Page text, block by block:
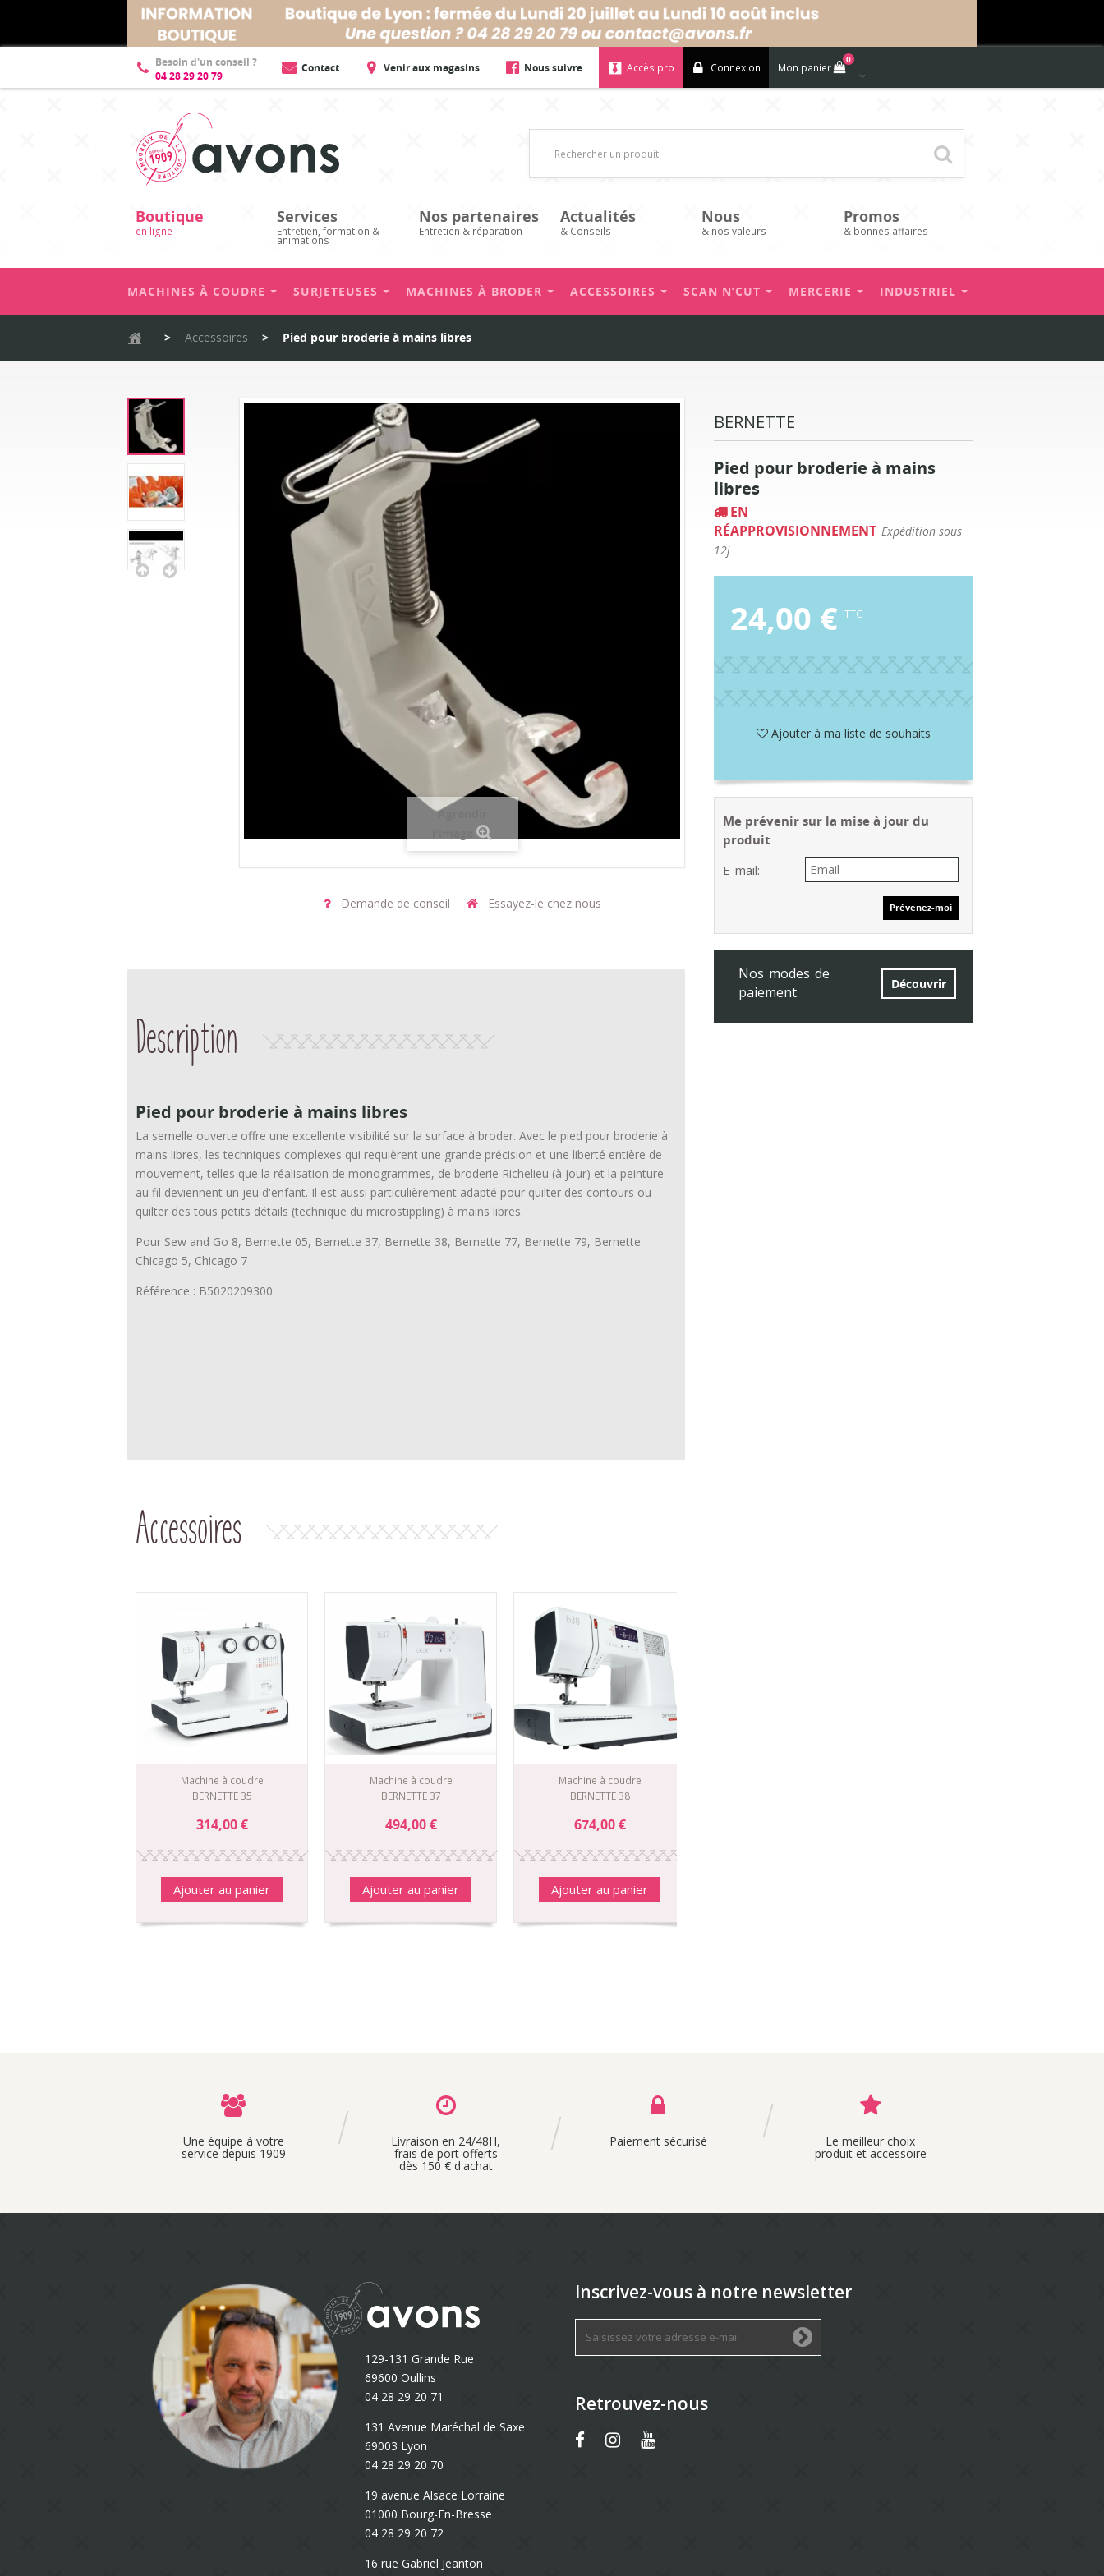
Besoin d'un conseil ?
04 28 29 20 79
Contact Venir aux magasins Nous suivre Accès pro Connexion Mon panier
0
Boutique
en ligne
Services
Entretien, formation &
animations
Nos partenaires
Entretien & réparation
Actualités
& Conseils
Nous
& nos valeurs
Promos
& bonnes affaires
MACHINES À COUDRE SURJETEUSES MACHINES À BRODER ACCESSOIRES SCAN N’CUT MERCERIE INDUSTRIEL
> Accessoires > Pied pour broderie à mains libres
Agrandir
Demande de conseil Essayez-le chez nous
Description
Description
Pied pour broderie à mains libres
La semelle ouverte offre une excellente visibilité sur la surface à broder. Avec le pied pour broderie à
mains libres, les techniques complexes qui requièrent une grande précision et une liberté entière de
mouvement, telles que la réalisation de monogrammes, de broderie Richelieu (à jour) et la peinture
au fil deviennent un jeu d'enfant. Il est aussi particulièrement adapté pour quilter des contours ou
quilter des tous petits détails (technique du microstippling) à mains libres.
Pour Sew and Go 8, Bernette 05, Bernette 37, Bernette 38, Bernette 77, Bernette 79, Bernette
Chicago 5, Chicago 7
Référence : B5020209300
Accessoires
Machine à coudre
BERNETTE 35
314,00 €
Ajouter au panier
Machine à coudre
BERNETTE 37
494,00 €
Ajouter au panier
Machine à coudre
BERNETTE 38
674,00 €
Ajouter au panier
BERNETTE
Pied pour broderie à mains
libres
EN
RÉAPPROVISIONNEMENT Expédition sous
12j
24,00 € TTC
Ajouter à ma liste de souhaits
Me prévenir sur la mise à jour du
produit
E-mail:
Nos modes de
paiement
Découvrir
Une équipe à votre
service depuis 1909
Livraison en 24/48H,
frais de port offerts
dès 150 € d'achat
Paiement sécurisé Le meilleur choix
produit et accessoire
129-131 Grande Rue
69600 Oullins
04 28 29 20 71
131 Avenue Maréchal de Saxe
69003 Lyon
04 28 29 20 70
19 avenue Alsace Lorraine
01000 Bourg-En-Bresse
04 28 29 20 72
16 rue Gabriel Jeanton
Inscrivez-vous à notre newsletter
Retrouvez-nous